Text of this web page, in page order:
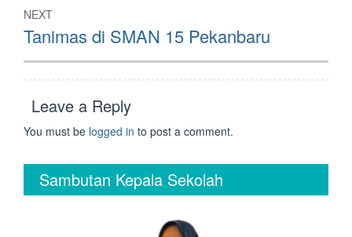
NEXT
Next
post:
Tanimas di SMAN 15 Pekanbaru
Leave a Reply
You must be logged in to post a comment.
Sambutan Kepala Sekolah